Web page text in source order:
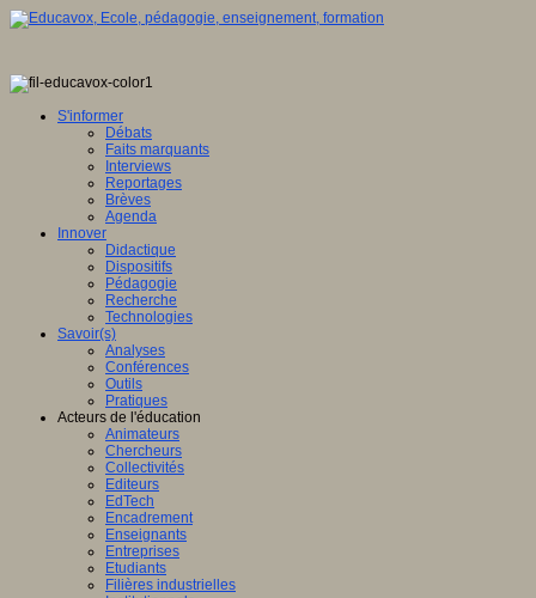
S'informer
Débats
Faits marquants
Interviews
Reportages
Brèves
Agenda
Innover
Didactique
Dispositifs
Pédagogie
Recherche
Technologies
Savoir(s)
Analyses
Conférences
Outils
Pratiques
Acteurs de l'éducation
Animateurs
Chercheurs
Collectivités
Editeurs
EdTech
Encadrement
Enseignants
Entreprises
Etudiants
Filières industrielles